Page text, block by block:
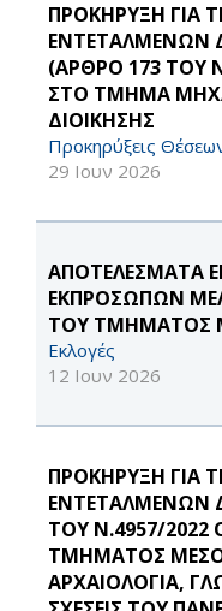
ΠΡΟΚΗΡΥΞΗ ΓΙΑ
ΕΝΤΕΤΑΛΜΕΝΩΝ
(ΑΡΘΡΟ 173 ΤΟΥ
ΣΤΟ ΤΜΗΜΑ
ΔΙΟΙΚΗΣΗΣ
Προκηρύξεις
29 Ιουν 2026
ΑΠΟΤΕΛΕΣΜΑΤΑ
ΕΚΠΡΟΣΩΠΩΝ
ΤΟΥ ΤΜΗΜΑΤΟΣ
Εκλογές
12 Ιουν 2026
ΠΡΟΚΗΡΥΞΗ ΓΙΑ
ΕΝΤΕΤΑΛΜΕΝΩΝ
ΤΟΥ Ν.4957/2022
ΤΜΗΜΑΤΟΣ
ΑΡΧΑΙΟΛΟΓΙΑ,